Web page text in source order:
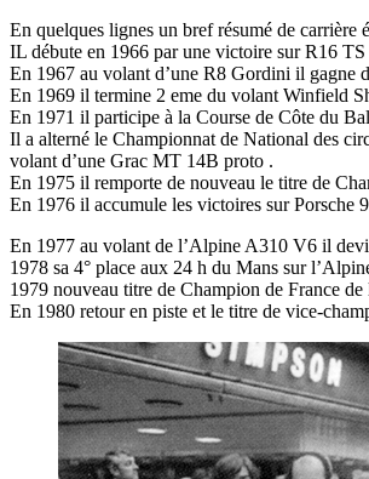
En quelques lignes un bref résumé de carrière
IL débute en 1966 par une victoire sur R16
En 1967 au volant d’une R8 Gordini il gagne
En 1969 il termine 2 eme du volant Winfield
En 1971 il participe à la Course de Côte du
Il a alterné le Championnat de National des
volant d’une Grac MT 14B proto .
En 1975 il remporte de nouveau le titre de
En 1976 il accumule les victoires sur
En 1977 au volant de l’Alpine A310 V6 il
1978 sa 4° place aux 24 h du Mans sur
1979 nouveau titre de Champion de France
En 1980 retour en piste et le titre de vice-